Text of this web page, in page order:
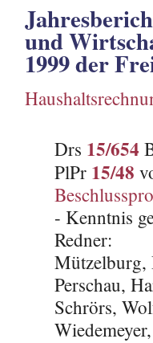
und
1999 der
Drs 15/654
PlPr 15/48
- Kenntnis
Redner:
Mützelburg,
Perschau,
Schrörs,